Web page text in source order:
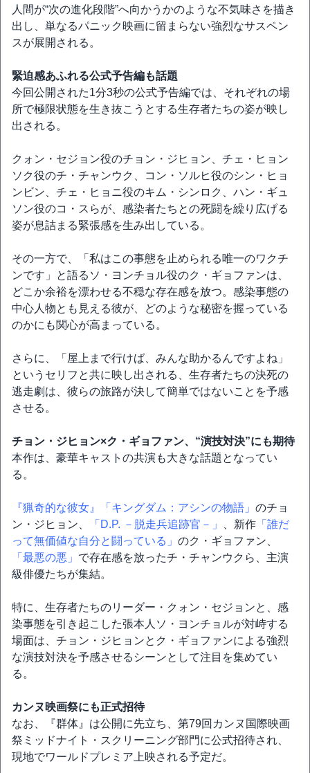
人間が“次の進化段階”へ向かうかのような不気味さを描き
出し、単なるパニック映画に留まらない強烈なサスペン
スが展開される。
緊迫感あふれる公式予告編も話題
今回公開された1分3秒の公式予告編では、それぞれの場
所で極限状態を生き抜こうとする生存者たちの姿が映し
出される。
クォン・セジョン役のチョン・ジヒョン、チェ・ヒョン
ソク役のチ・チャンウク、コン・ソルヒ役のシン・ヒョ
ンビン、チェ・ヒョニ役のキム・シンロク、ハン・ギュ
ソン役のコ・スらが、感染者たちとの死闘を繰り広げる
姿が息詰まる緊張感を生み出している。
その一方で、「私はこの事態を止められる唯一のワクチ
ンです」と語るソ・ヨンチョル役のク・ギョファンは、
どこか余裕を漂わせる不穏な存在感を放つ。感染事態の
中心人物とも見える彼が、どのような秘密を握っている
のかにも関心が高まっている。
さらに、「屋上まで行けば、みんな助かるんですよね」
というセリフと共に映し出される、生存者たちの決死の
逃走劇は、彼らの旅路が決して簡単ではないことを予感
させる。
チョン・ジヒョン×ク・ギョファン、“演技対決”にも期待
本作は、豪華キャストの共演も大きな話題となってい
る。
『猟奇的な彼女』 「キングダム：アシンの物語」 のチョ
ン・ジヒョン、
「D.P. －脱走兵追跡官－」 、新作 「誰だ
って無価値な自分と闘っている」 のク・ギョファン、
「最悪の悪」 で存在感を放ったチ・チャンウクら、主演
級俳優たちが集結。
特に、生存者たちのリーダー・クォン・セジョンと、感
染事態を引き起こした張本人ソ・ヨンチョルが対峙する
場面は、チョン・ジヒョンとク・ギョファンによる強烈
な演技対決を予感させるシーンとして注目を集めてい
る。
カンヌ映画祭にも正式招待
なお、『群体』は公開に先立ち、第79回カンヌ国際映画
祭ミッドナイト・スクリーニング部門に公式招待され、
現地でワールドプレミア上映される予定だ。